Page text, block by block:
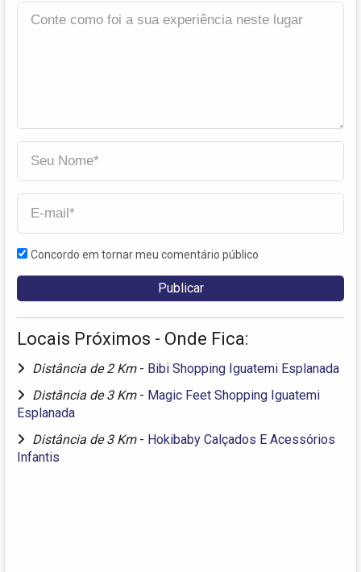
Concordo em tornar meu comentário público
Locais Próximos - Onde Fica:
Distância de 2 Km - Bibi Shopping Iguatemi Esplanada
Distância de 3 Km - Magic Feet Shopping Iguatemi
Esplanada
Distância de 3 Km - Hokibaby Calçados E Acessórios
Infantis